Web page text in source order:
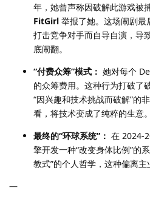
年，她曾声称因破解此游戏被
FitGirl 举报了她。这场闹剧
打击竞争对手而自导自演，导
底闹翻。
“付费众筹”模式： 她对每个
的众筹费用。这种行为打破了
“因兴趣和技术挑战而破解”的
看，将技术变成了纯粹的生意。
最终的“环球系统”： 在 2024-
擎开发一种“改变身体比例”的
教式”的个人哲学，这种偏离主
—